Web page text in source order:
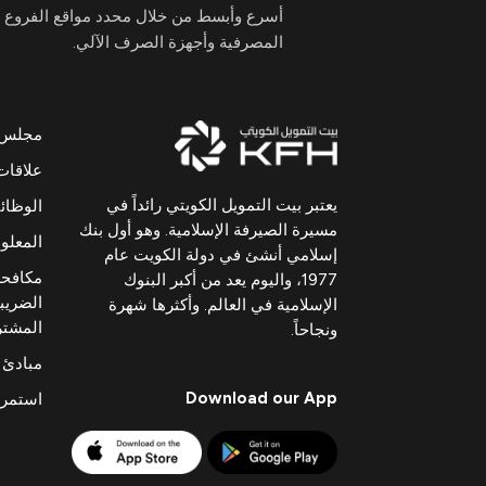
أسرع وأبسط من خلال محدد مواقع الفروع
المصرفية وأجهزة الصرف الآلي.
يعتبر بيت التمويل الكويتي رائداً في
مسيرة الصيرفة الإسلامية. وهو أول بنك
إسلامي أنشئ في دولة الكويت عام
1977، واليوم يعد من أكبر البنوك
الإسلامية في العالم. وأكثرها شهرة
ونجاحاً.
Download our App
مجلس
مبادئ